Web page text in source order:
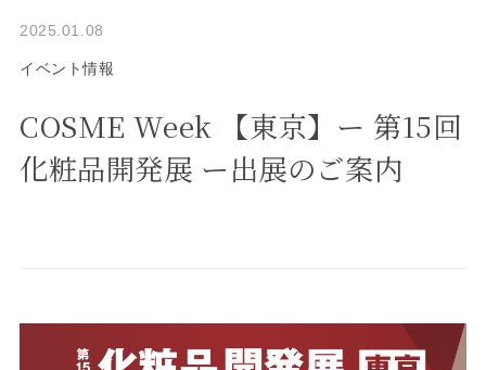
2025.01.08
イベント情報
COSME Week 【東京】ー 第15回
化粧品開発展 ー出展のご案内